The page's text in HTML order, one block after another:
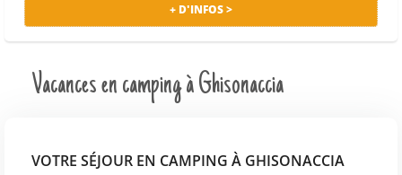
+ D'INFOS >
Vacances en camping à Ghisonaccia
VOTRE SÉJOUR EN CAMPING À GHISONACCIA